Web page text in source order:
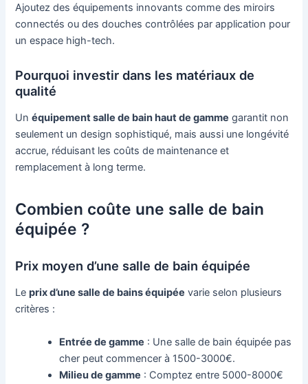
Ajoutez des équipements innovants comme des miroirs
connectés ou des douches contrôlées par application pour
un espace high-tech.
Pourquoi investir dans les matériaux de
qualité
Unéquipement salle de bain haut de gamme garantit non
seulement un design sophistiqué, mais aussi une longévité
accrue, réduisant les coûts de maintenance et
remplacement à long terme.
Combien coûte une salle de bain
équipée ?
Prix moyen d’une salle de bain équipée
Leprix d’une salle de bains équipée varie selon plusieurs
critères :
Entrée de gamme : Une salle de bain équipée pas
cher peut commencer à 1500-3000€.
Milieu de gamme : Comptez entre 5000-8000€